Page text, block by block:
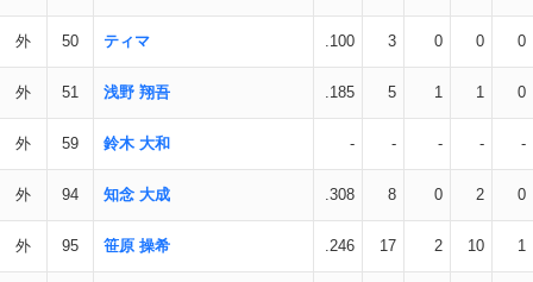
外 50 ティマ .100 3 0 0 0
外 51 浅野 翔吾 .185 5 1 1 0
外 59 鈴木 大和 - - - - -
外 94 知念 大成 .308 8 0 2 0
外 95 笹原 操希 .246 17 2 10 1